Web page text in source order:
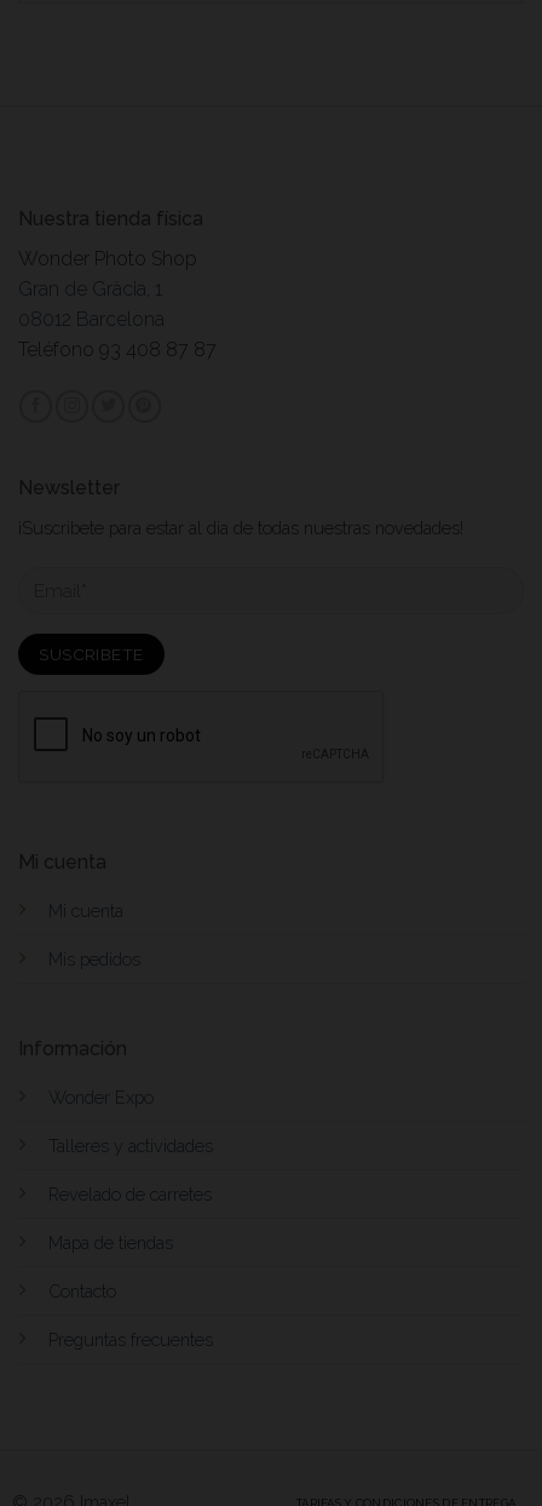
Nuestra tienda física
Wonder Photo Shop
Gran de Gràcia, 1
08012 Barcelona
Teléfono 93 408 87 87
Mi cuenta
Mi cuenta
Mis pedidos
Información
Wonder Expo
Talleres y actividades
Revelado de carretes
Mapa de tiendas
Contacto
Preguntas frecuentes
Newsletter
¡Suscribete para estar al dia de todas nuestras novedades!
© 2026 Imaxel